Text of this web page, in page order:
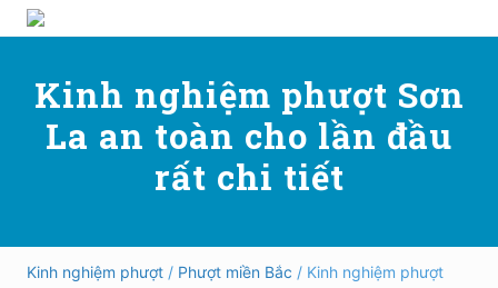
Menu
Skip
to
header
navigation
Skip
to
content
qua
sidebar
Hướng
phượt,
và
ngoài
Kinh nghiệm phượt Sơn
La an toàn cho lần đầu
rất chi tiết
Kinh nghiệm phượt / Phượt miền Bắc / Kinh nghiệm phượt